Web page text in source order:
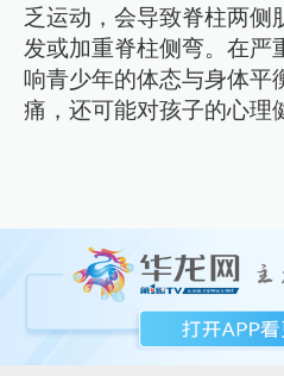
乏运动，会导致脊柱两侧
发或加重脊柱侧弯。在严
响青少年的体态与身体平
痛，还可能对孩子的心理